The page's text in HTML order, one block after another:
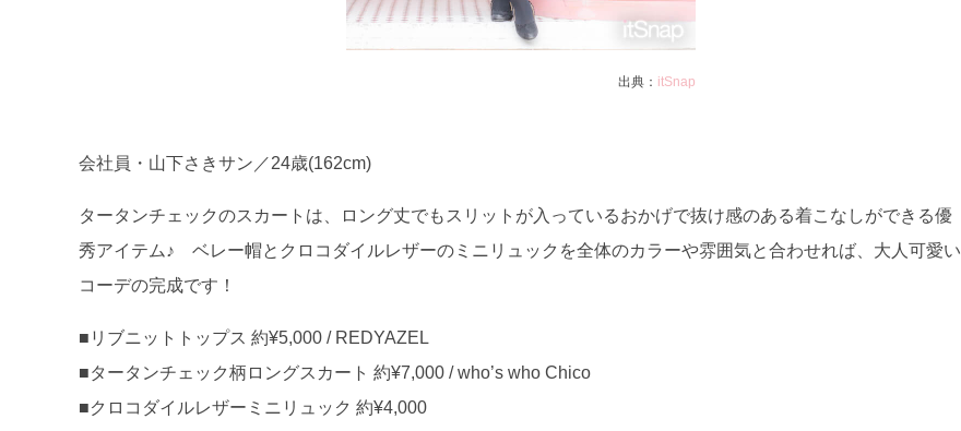
出典： itSnap
会社員・山下さきサン／24歳(162cm)
タータンチェックのスカートは、ロング丈でもスリットが入っているおかげで抜け感のある着こなしができる優
秀アイテム♪ ベレー帽とクロコダイルレザーのミニリュックを全体のカラーや雰囲気と合わせれば、大人可愛い
コーデの完成です！
■リブニットトップス 約¥5,000 / REDYAZEL
■タータンチェック柄ロングスカート 約¥7,000 / who’s who Chico
■クロコダイルレザーミニリュック 約¥4,000